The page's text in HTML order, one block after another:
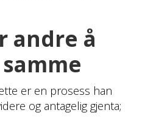
andre å
er en prosess han
og antagelig gjenta;